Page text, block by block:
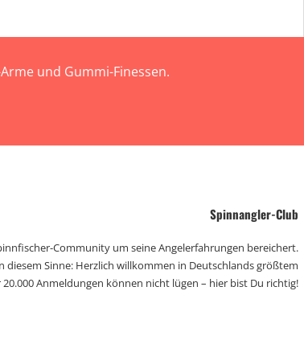
und Gummi-Finessen.
Spinnangler-Club
Community um seine Angelerfahrungen bereichert.
diesem Sinne: Herzlich willkommen in Deutschlands größtem
Anmeldungen können nicht lügen – hier bist Du richtig!